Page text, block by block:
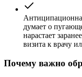
думает о
нарастает
визита к врачу
Почему важно